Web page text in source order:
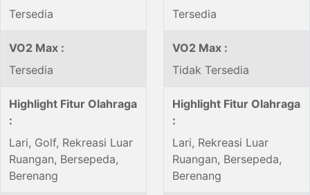
Tersedia
Tersedia
VO2 Max :
Tersedia
VO2 Max :
Tidak Tersedia
Highlight Fitur Olahraga
:
Lari, Golf, Rekreasi Luar
Ruangan, Bersepeda,
Berenang
Highlight Fitur Olahraga
:
Lari, Rekreasi Luar
Ruangan, Bersepeda,
Berenang